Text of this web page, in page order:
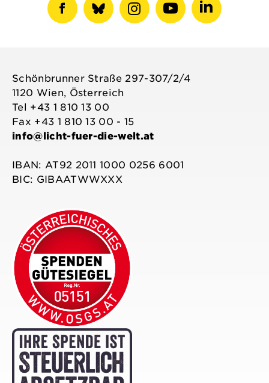
Facebook-
show Instagram-Youtube-LinkedIN-
Schönbrunner Straße 297-307/2/4
1120 Wien, Österreich
Tel +43 1 810 13 00
Fax +43 1 810 13 00 - 15
info@licht-fuer-die-welt.at
IBAN: AT92 2011 1000 0256 6001
BIC: GIBAATWWXXX